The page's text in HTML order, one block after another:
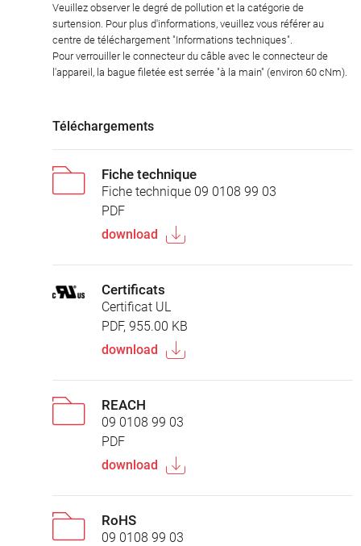
Veuillez observer le degré de pollution et la catégorie de
surtension. Pour plus d'informations, veuillez vous référer au
centre de téléchargement "Informations techniques".
Pour verrouiller le connecteur du câble avec le connecteur de
l'appareil, la bague filetée est serrée "à la main" (environ 60 cNm).
Téléchargements
Fiche technique
Fiche technique 09 0108 99 03
PDF
download
Certificats
Certificat UL
PDF, 955.00 KB
download
REACH
09 0108 99 03
PDF
download
RoHS
09 0108 99 03